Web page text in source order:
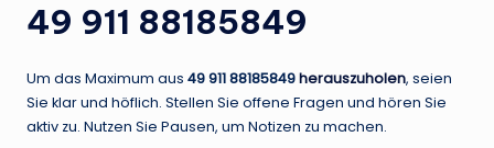
49 911 88185849
Um das Maximum aus 49 911 88185849herauszuholen, seien
Sie klar und höflich. Stellen Sie offene Fragen und hören Sie
aktiv zu. Nutzen Sie Pausen, um Notizen zu machen.